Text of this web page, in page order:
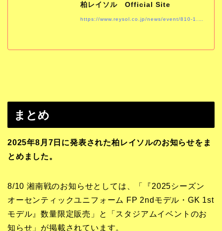
柏レイソル Official Site
まとめ
2025年8月7日に発表された柏レイソルのお知らせをま
とめました。
8/10 湘南戦のお知らせとしては、「『2025シーズン
オーセンティックユニフォーム FP 2ndモデル・GK 1st
モデル』数量限定販売」と「スタジアムイベントのお
知らせ」が掲載されています。